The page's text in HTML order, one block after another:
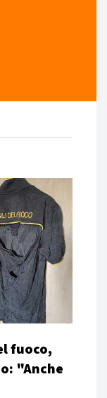
fuoco,
"Anche